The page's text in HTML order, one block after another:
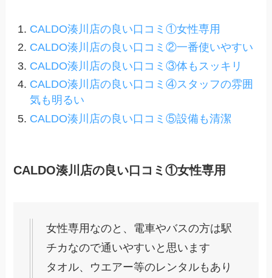
CALDO湊川店の良い口コミ①女性専用
CALDO湊川店の良い口コミ②一番使いやすい
CALDO湊川店の良い口コミ③体もスッキリ
CALDO湊川店の良い口コミ④スタッフの雰囲
気も明るい
CALDO湊川店の良い口コミ⑤設備も清潔
CALDO湊川店の良い口コミ①女性専用
女性専用なのと、電車やバスの方は駅
チカなので通いやすいと思います
タオル、ウエアー等のレンタルもあり